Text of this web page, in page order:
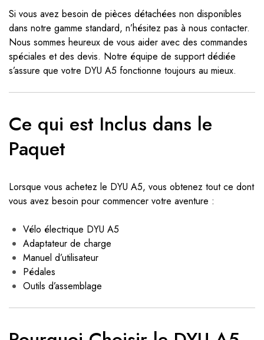
Si vous avez besoin de pièces détachées non disponibles
dans notre gamme standard, n’hésitez pas à nous contacter.
Nous sommes heureux de vous aider avec des commandes
spéciales et des devis. Notre équipe de support dédiée
s’assure que votre DYU A5 fonctionne toujours au mieux.
Ce qui est Inclus dans le
Paquet
Lorsque vous achetez le DYU A5, vous obtenez tout ce dont
vous avez besoin pour commencer votre aventure :
Vélo électrique DYU A5
Adaptateur de charge
Manuel d’utilisateur
Pédales
Outils d’assemblage